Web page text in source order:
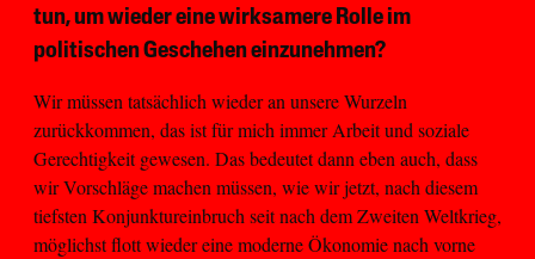
tun, um wieder eine wirksamere Rolle im
politischen Geschehen einzunehmen?
Wir müssen tatsächlich wieder an unsere Wurzeln
zurückkommen, das ist für mich immer Arbeit und soziale
Gerechtigkeit gewesen. Das bedeutet dann eben auch, dass
wir Vorschläge machen müssen, wie wir jetzt, nach diesem
tiefsten Konjunktureinbruch seit nach dem Zweiten Weltkrieg,
möglichst flott wieder eine moderne Ökonomie nach vorne